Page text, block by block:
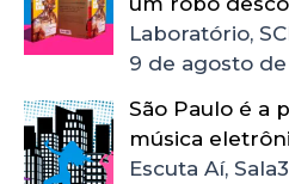
Laboratório,
9 de agosto
São Paulo é a
música
Escuta Aí,